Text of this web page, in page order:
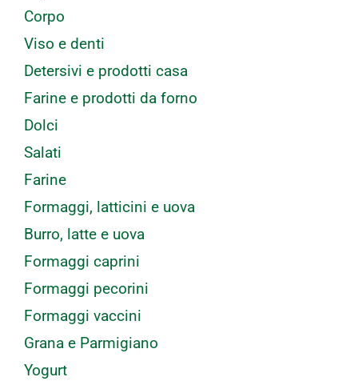
Corpo
Viso e denti
Detersivi e prodotti casa
Farine e prodotti da forno
Dolci
Salati
Farine
Formaggi, latticini e uova
Burro, latte e uova
Formaggi caprini
Formaggi pecorini
Formaggi vaccini
Grana e Parmigiano
Yogurt